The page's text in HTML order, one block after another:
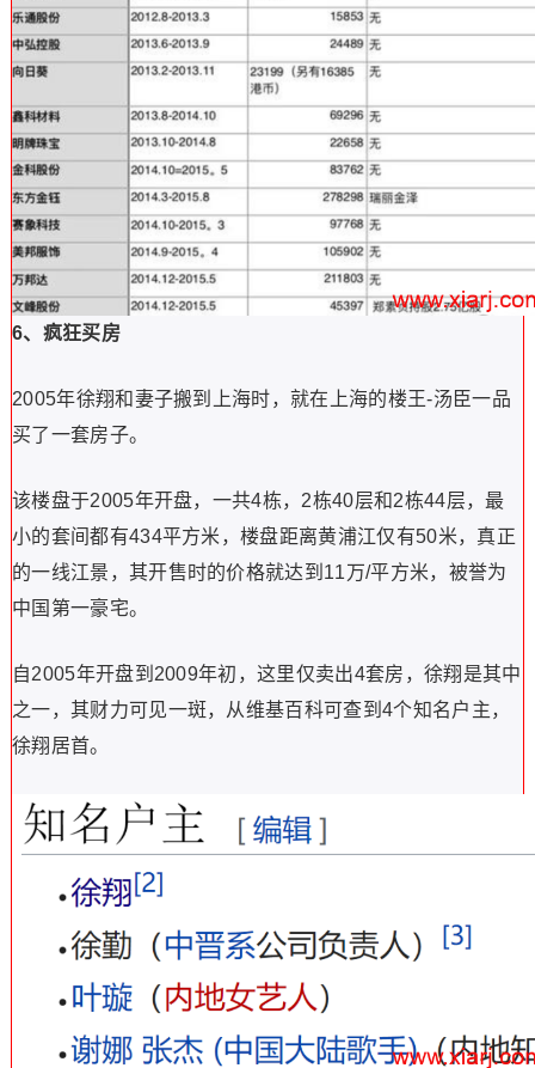
6、疯狂买房
2005年徐翔和妻子搬到上海时，就在上海的楼王-汤臣一品
买了一套房子。
该楼盘于2005年开盘，一共4栋，2栋40层和2栋44层，最
小的套间都有434平方米，楼盘距离黄浦江仅有50米，真正
的一线江景，其开售时的价格就达到11万/平方米，被誉为
中国第一豪宅。
自2005年开盘到2009年初，这里仅卖出4套房，徐翔是其中
之一，其财力可见一斑，从维基百科可查到4个知名户主，
徐翔居首。